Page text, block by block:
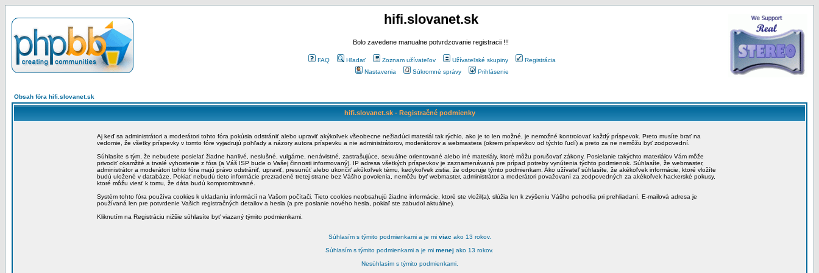
hifi.slovanet.sk
Bolo zavedene manualne potvrdzovanie registracii !!!
FAQ Hľadať Zoznam užívateľov Užívateľské skupiny
Registrácia
Nastavenia
Súkromné správy Prihlásenie
Obsah fóra hifi.slovanet.sk
hifi.slovanet.sk - Registračné podmienky
Aj keď sa administrátori a moderátori tohto fóra pokúsia odstrániť alebo upraviť akýkoľvek všeobecne nežiadúci materiál tak rýchlo, ako je to len možné, je nemožné kontrolovať každý príspevok. Preto musíte brať na
vedomie, že všetky príspevky v tomto fóre vyjadrujú pohľady a názory autora príspevku a nie administrátorov, moderátorov a webmastera (okrem príspevkov od týchto ľudí) a preto za ne nemôžu byť zodpovední.
Súhlasíte s tým, že nebudete posielať žiadne hanlivé, neslušné, vulgárne, nenávistné, zastrašujúce, sexuálne orientované alebo iné materiály, ktoré môžu porušovať zákony. Posielanie takýchto materiálov Vám môže
privodiť okamžité a trvalé vyhostenie z fóra (a Váš ISP bude o Vašej činnosti informovaný). IP adresa všetkých príspevkov je zaznamenávaná pre prípad potreby vynútenia týchto podmienok. Súhlasíte, že webmaster,
administrátor a moderátori tohto fóra majú právo odstrániť, upraviť, presunúť alebo ukončiť akúkoľvek tému, kedykoľvek zistia, že odporuje týmto podmienkam. Ako užívateľ súhlasíte, že akékoľvek informácie, ktoré vložíte
budú uložené v databáze. Pokiať nebudú tieto informácie prezradené tretej strane bez Vášho povolenia, nemôžu byť webmaster, administrátor a moderátori považovaní za zodpovedných za akékoľvek hackerské pokusy,
ktoré môžu viesť k tomu, že dáta budú kompromitované.
Systém tohto fóra používa cookies k ukladaniu informácií na Vašom počítači. Tieto cookies neobsahujú žiadne informácie, ktoré ste vložil(a), slúžia len k zvýšeniu Vášho pohodlia pri prehliadaní. E-mailová adresa je
používaná len pre potvrdenie Vašich registračných detailov a hesla (a pre poslanie nového hesla, pokiaľ ste zabudol aktuálne).
Kliknutím na Registráciu nižšie súhlasíte byť viazaný týmito podmienkami.
Súhlasím s týmito podmienkami a je mi viac ako 13 rokov.
Súhlasím s týmito podmienkami a je mi menej ako 13 rokov.
Nesúhlasím s týmito podmienkami.